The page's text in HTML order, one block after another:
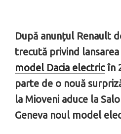
După anunţul Renault
trecută privind
model Dacia electricîn
parte de o nouă
la Mioveni aduce la
Geneva noul model